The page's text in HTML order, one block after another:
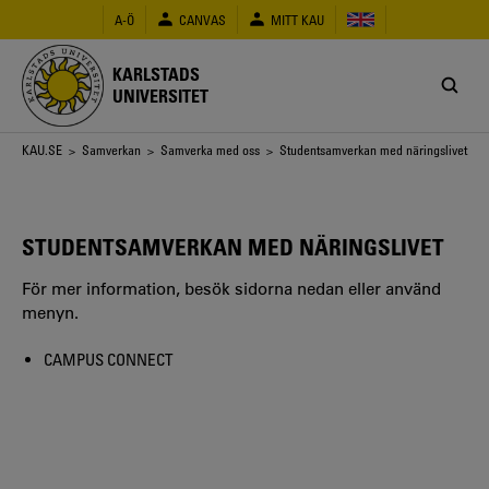
huvudinnehåll
A-Ö CANVAS MITT KAU
KARLSTADS
UNIVERSITET
Länkstig
KAU.SE > Samverkan > Samverka med oss > Studentsamverkan med näringslivet
STUDENTSAMVERKAN MED NÄRINGSLIVET
För mer information, besök sidorna nedan eller använd
menyn.
CAMPUS CONNECT